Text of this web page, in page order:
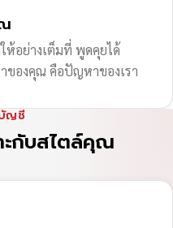
อย่างเต็มที่ พูดคุยได้
องคุณ คือปัญหาของเรา
ญชี
ะกับสไตล์คุณ